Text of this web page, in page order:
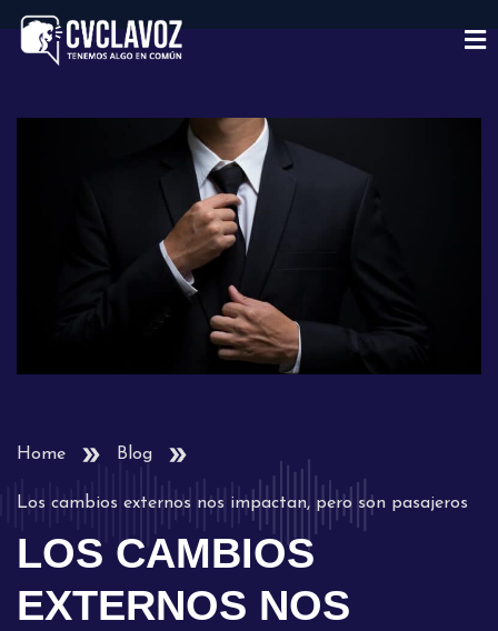
Home Blog
Los cambios externos nos impactan, pero son pasajeros
LOS CAMBIOS
EXTERNOS NOS